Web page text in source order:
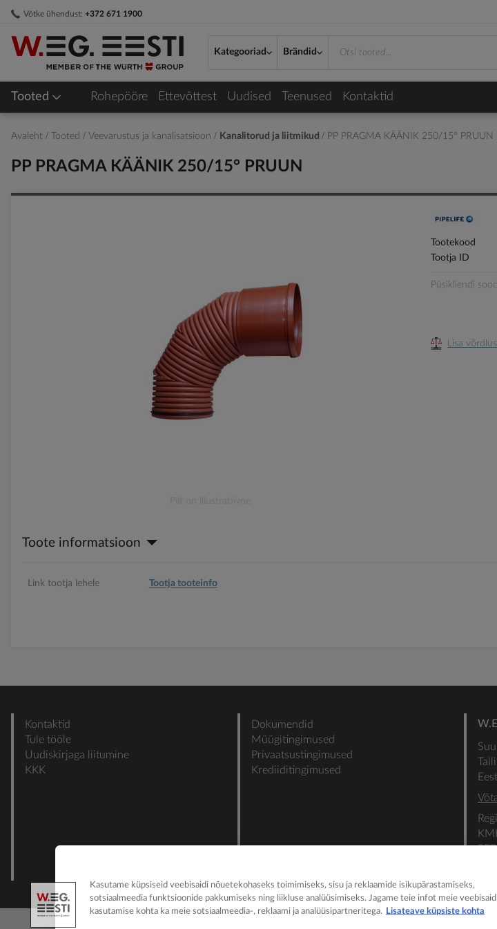
Võtke ühendust: +372 671 1900
Skip
Content
Kategooriad
Brändid
Tooted Rohepööre Ettevõttest Uudised Teenused Kontaktid
Avaleht Tooted Veevarustus ja kanalisatsioon Kanalitorud ja liitmikud PP PRAGMA KÄÄNIK 250/15° PRUUN
PP PRAGMA KÄÄNIK 250/15° PRUUN
beginning
images
Tootekood
Tootja ID
Püsikliendi
Lisa
Toote informatsioon
Link tootja lehele Tootja tooteinfo
Kontaktid
Tule tööle
Uudiskirjaga liitumine
KKK
Dokumendid
Müügitingimused
Privaatsustingimused
Krediiditingimused
Kasutame küpsiseid veebisaidi nõuetekohaseks toimimiseks, sisu ja reklaamide isikupärastamiseks,
sotsiaalmeedia funktsioonide pakkumiseks ning liikluse analüüsimiseks. Jagame teie infot meie
kasutamise kohta ka meie sotsiaalmeedia-, reklaami ja analüüsipartneritega.
Lisateave küpsiste kohta